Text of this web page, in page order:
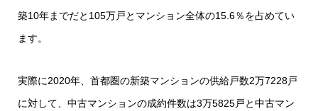
築10年までだと105万戸とマンション全体の15.6％を占めてい
ます。
実際に2020年、首都圏の新築マンションの供給戸数2万7228戸
に対して、中古マンションの成約件数は3万5825戸と中古マン